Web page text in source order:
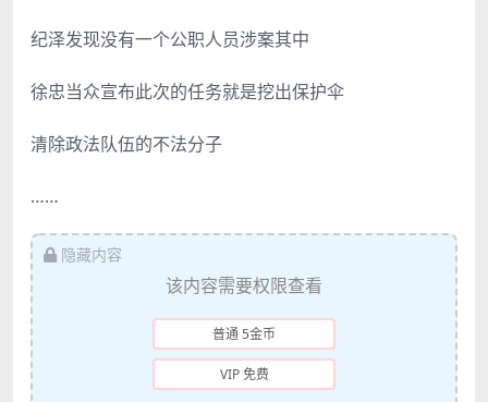
纪泽发现没有一个公职人员涉案其中
徐忠当众宣布此次的任务就是挖出保护伞
清除政法队伍的不法分子
……
隐藏内容
该内容需要权限查看
普通 5金币
VIP 免费